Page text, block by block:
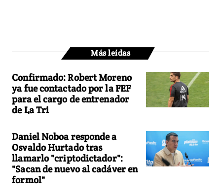
Más leídas
Confirmado: Robert Moreno
ya fue contactado por la FEF
para el cargo de entrenador
de La Tri
Daniel Noboa responde a
Osvaldo Hurtado tras
llamarlo "criptodictador":
"Sacan de nuevo al cadáver en
formol"